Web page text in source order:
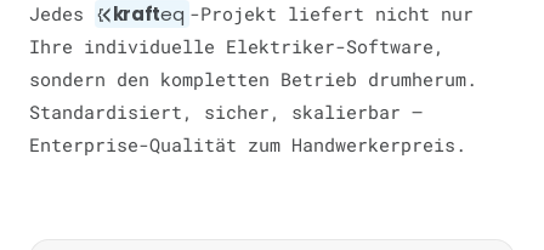
Jedes krafteq -Projekt liefert nicht nur
Ihre individuelle Elektriker-Software,
sondern den kompletten Betrieb drumherum.
Standardisiert, sicher, skalierbar —
Enterprise-Qualität zum Handwerkerpreis.